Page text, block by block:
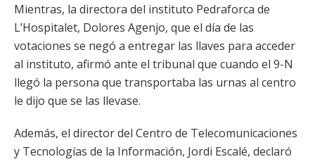
Mientras, la directora del instituto Pedraforca de
L’Hospitalet, Dolores Agenjo, que el día de las
votaciones se negó a entregar las llaves para acceder
al instituto, afirmó ante el tribunal que cuando el 9-N
llegó la persona que transportaba las urnas al centro
le dijo que se las llevase.
Además, el director del Centro de Telecomunicaciones
y Tecnologías de la Información, Jordi Escalé, declaró